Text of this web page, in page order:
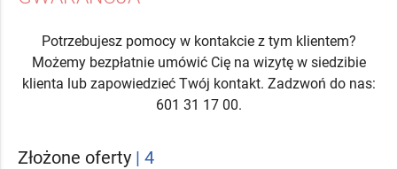
Potrzebujesz pomocy w kontakcie z tym klientem?
Możemy bezpłatnie umówić Cię na wizytę w siedzibie
klienta lub zapowiedzieć Twój kontakt. Zadzwoń do nas:
601 31 17 00.
Złożone oferty | 4